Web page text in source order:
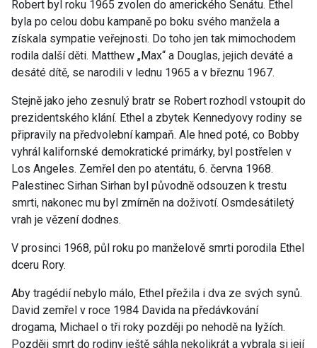
Robert byl roku 1965 zvolen do amerického Senátu. Ethel
byla po celou dobu kampaně po boku svého manžela a
získala sympatie veřejnosti. Do toho jen tak mimochodem
rodila další děti. Matthew „Max“ a Douglas, jejich deváté a
desáté dítě, se narodili v lednu 1965 a v březnu 1967.
Stejně jako jeho zesnulý bratr se Robert rozhodl vstoupit do
prezidentského klání. Ethel a zbytek Kennedyovy rodiny se
připravily na předvolební kampaň. Ale hned poté, co Bobby
vyhrál kalifornské demokratické primárky, byl postřelen v
Los Angeles. Zemřel den po atentátu, 6. června 1968.
Palestinec Sirhan Sirhan byl původně odsouzen k trestu
smrti, nakonec mu byl zmírněn na doživotí. Osmdesátiletý
vrah je vězení dodnes.
V prosinci 1968, půl roku po manželově smrti porodila Ethel
dceru Rory.
Aby tragédií nebylo málo, Ethel přežila i dva ze svých synů.
David zemřel v roce 1984 Davida na předávkování
drogama, Michael o tři roky později po nehodě na lyžích.
Později smrt do rodiny ještě sáhla nekolikrát a vybrala si její